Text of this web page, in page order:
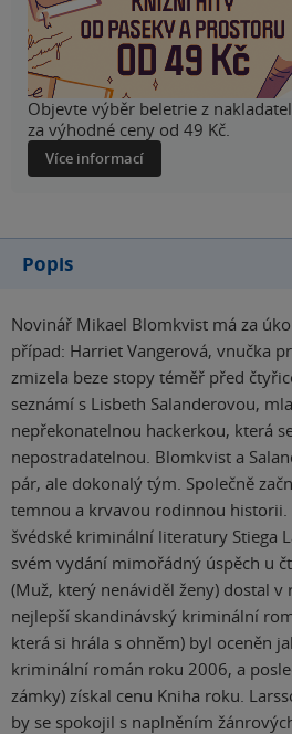
Objevte výběr beletrie z
za výhodné ceny od 49 Kč.
Více informací
Popis
Novinář Mikael Blomkvist má za
případ: Harriet Vangerová, vnučka
zmizela beze stopy téměř před
seznámí s Lisbeth Salanderovou,
nepřekonatelnou hackerkou, která
nepostradatelnou. Blomkvist a
pár, ale dokonalý tým. Společně
temnou a krvavou rodinnou
švédské kriminální literatury Stiega
svém vydání mimořádný úspěch u
(Muž, který nenáviděl ženy) dostal v
nejlepší skandinávský kriminální
která si hrála s ohněm) byl oceněn
kriminální román roku 2006, a
zámky) získal cenu Kniha roku.
by se spokojil s naplněním